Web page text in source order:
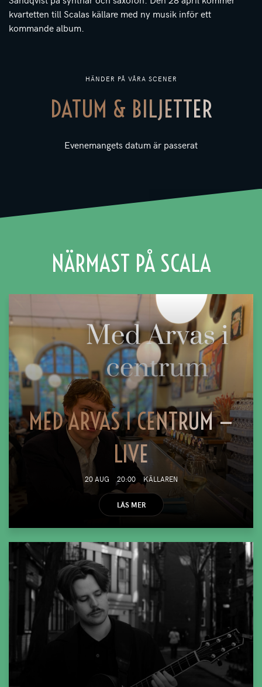
HÄNDER PÅ VÅRA SCENER
DATUM & BILJETTER
Evenemangets datum är passerat
kvartetten till Scalas källare med ny musik inför ett
kommande album.
NÄRMAST PÅ SCALA
MED ARVAS I CENTRUM —
LIVE
20 AUG 20:00 KÄLLAREN
LÄS MER